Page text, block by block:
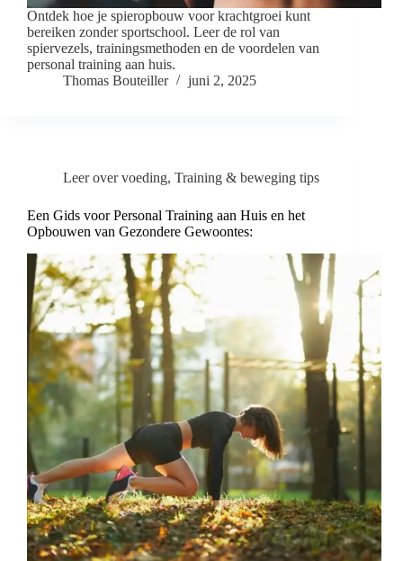
Ontdek hoe je spieropbouw voor krachtgroei kunt
bereiken zonder sportschool. Leer de rol van
spiervezels, trainingsmethoden en de voordelen van
personal training aan huis.
Thomas Bouteiller
juni 2, 2025
Leer over voeding, Training & beweging tips
Een Gids voor Personal Training aan Huis en het
Opbouwen van Gezondere Gewoontes: